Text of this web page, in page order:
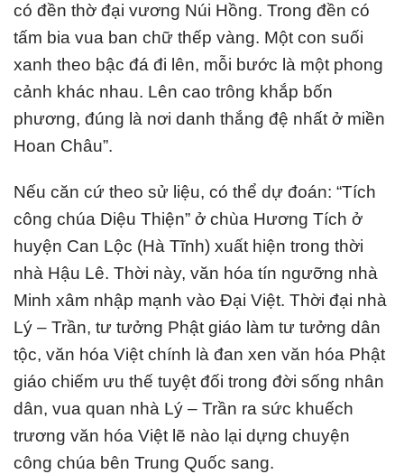
có đền thờ đại vương Núi Hồng. Trong đền có
tấm bia vua ban chữ thếp vàng. Một con suối
xanh theo bậc đá đi lên, mỗi bước là một phong
cảnh khác nhau. Lên cao trông khắp bốn
phương, đúng là nơi danh thắng đệ nhất ở miền
Hoan Châu”.
Nếu căn cứ theo sử liệu, có thể dự đoán: “Tích
công chúa Diệu Thiện” ở chùa Hương Tích ở
huyện Can Lộc (Hà Tĩnh) xuất hiện trong thời
nhà Hậu Lê. Thời này, văn hóa tín ngưỡng nhà
Minh xâm nhập mạnh vào Đại Việt. Thời đại nhà
Lý – Trần, tư tưởng Phật giáo làm tư tưởng dân
tộc, văn hóa Việt chính là đan xen văn hóa Phật
giáo chiếm ưu thế tuyệt đối trong đời sống nhân
dân, vua quan nhà Lý – Trần ra sức khuếch
trương văn hóa Việt lẽ nào lại dựng chuyện
công chúa bên Trung Quốc sang.